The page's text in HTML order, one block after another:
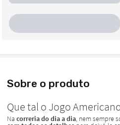
Sobre o produto